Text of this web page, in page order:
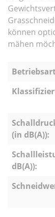
können
mähen
(in dB(A)):
dB(A)):